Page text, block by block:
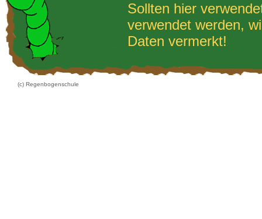
Sollten hier
verwendet werden,
Daten vermerkt!
(c) Regenbogenschule